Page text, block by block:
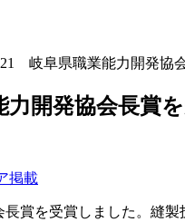
岐阜県職業能力開発協
開発協会長賞
掲載
賞を受賞しました。縫